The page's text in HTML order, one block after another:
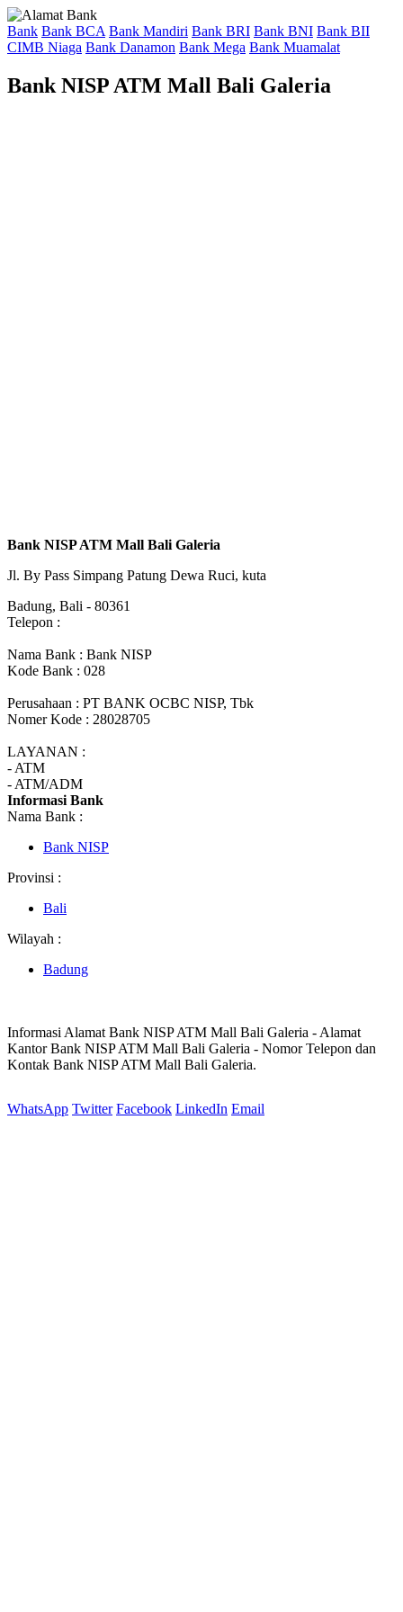
Bank Bank BCA Bank Mandiri Bank BRI Bank BNI Bank BII
CIMB Niaga Bank Danamon Bank Mega Bank Muamalat
Bank NISP ATM Mall Bali Galeria
Bank NISP ATM Mall Bali Galeria
Jl. By Pass Simpang Patung Dewa Ruci, kuta
Badung, Bali - 80361
Telepon :
Nama Bank : Bank NISP
Kode Bank : 028
Perusahaan : PT BANK OCBC NISP, Tbk
Nomer Kode : 28028705
LAYANAN :
- ATM
- ATM/ADM
Informasi Bank
Nama Bank :
Bank NISP
Provinsi :
Bali
Wilayah :
Badung
Informasi Alamat Bank NISP ATM Mall Bali Galeria - Alamat
Kantor Bank NISP ATM Mall Bali Galeria - Nomor Telepon dan
Kontak Bank NISP ATM Mall Bali Galeria.
WhatsApp Twitter Facebook LinkedIn Email